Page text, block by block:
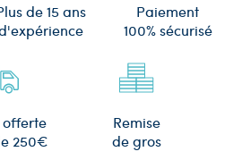
de 15 ans
Paiement
100% sécurisé
offerte
250€
Remise
de gros